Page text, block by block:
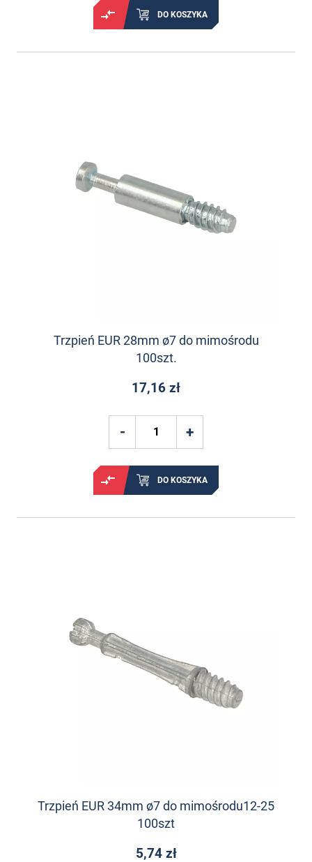
DO KOSZYKA
Trzpień EUR 28mm ø7 do mimośrodu
100szt.
17,16 zł
DO KOSZYKA
Trzpień EUR 34mm ø7 do mimośrodu12-25
100szt
5,74 zł